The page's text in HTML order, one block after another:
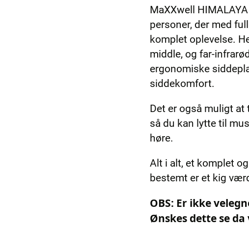
MaXXwell
personer, der med
komplet oplevelse.
middle, og far-
ergonomiske
siddekomfort.
Det er også muligt
så du kan lytte til
høre.
Alt i alt, et komplet
bestemt er et kig
OBS: Er ikke
Ønskes dette se da